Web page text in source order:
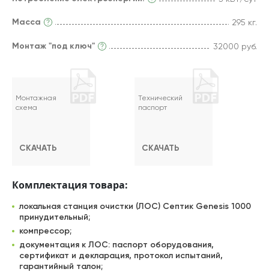
Масса 295 кг.
Монтаж "под ключ" 32000 руб.
Монтажная
схема
СКАЧАТЬ
Технический
паспорт
СКАЧАТЬ
Комплектация товара:
локальная станция очистки (ЛОС) Септик Genesis 1000
принудительный;
компрессор;
документация к ЛОС: паспорт оборудования,
сертификат и декларация, протокол испытаний,
гарантийный талон;